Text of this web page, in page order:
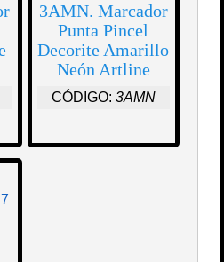
3AMN. Marcador
Punta Pincel
Decorite Amarillo
Neón Artline
CÓDIGO: 3AMN